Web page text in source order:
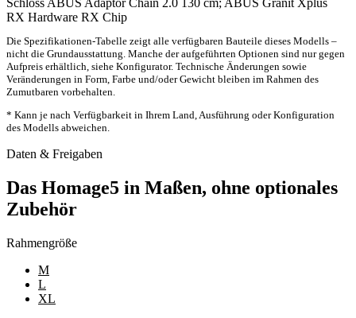
RX Hardware RX Chip
Die Spezifikationen-Tabelle zeigt alle verfügbaren Bauteile dieses Modells –
nicht die Grundausstattung. Manche der aufgeführten Optionen sind nur gegen
Aufpreis erhältlich, siehe Konfigurator. Technische Änderungen sowie
Veränderungen in Form, Farbe und/oder Gewicht bleiben im Rahmen des
Zumutbaren vorbehalten.
* Kann je nach Verfügbarkeit in Ihrem Land, Ausführung oder Konfiguration
des Modells abweichen.
Daten & Freigaben
Das Homage5 in Maßen, ohne optionales
Zubehör
Rahmengröße
M
L
XL